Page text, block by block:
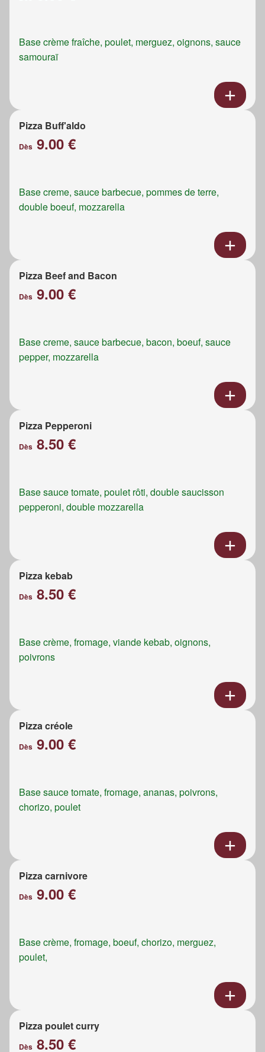
Base crème fraîche, poulet, merguez, oignons, sauce
samouraï
Pizza Buff'aldo
Dès 9.00 €
Base creme, sauce barbecue, pommes de terre,
double boeuf, mozzarella
Pizza Beef and Bacon
Dès 9.00 €
Base creme, sauce barbecue, bacon, boeuf, sauce
pepper, mozzarella
Pizza Pepperoni
Dès 8.50 €
Base sauce tomate, poulet rôti, double saucisson
pepperoni, double mozzarella
Pizza kebab
Dès 8.50 €
Base crème, fromage, viande kebab, oignons,
poivrons
Pizza créole
Dès 9.00 €
Base sauce tomate, fromage, ananas, poivrons,
chorizo, poulet
Pizza carnivore
Dès 9.00 €
Base crème, fromage, boeuf, chorizo, merguez,
poulet,
Pizza poulet curry
Dès 8.50 €